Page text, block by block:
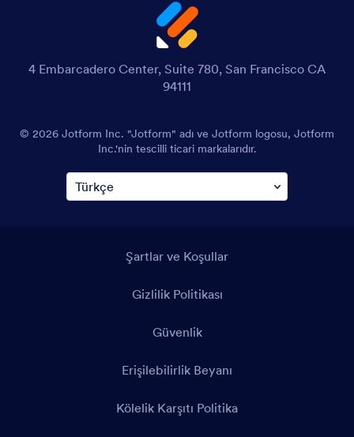
4 Embarcadero Center, Suite 780, San Francisco CA
94111
© 2026 Jotform Inc. "Jotform" adı ve Jotform logosu, Jotform
Inc.'nin tescilli ticari markalarıdır.
Şartlar ve Koşullar
Gizlilik Politikası
Güvenlik
Erişilebilirlik Beyanı
Kölelik Karşıtı Politika